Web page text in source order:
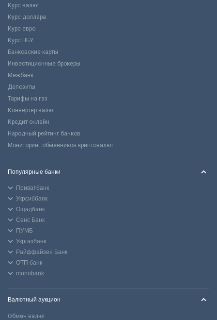
Курс валют
Курс доллара
Курс евро
Курс НБУ
Банковские карты
Инвестиционные брокеры
Межбанк
Депозиты
Тарифы на газ
Конвертер валют
Кредит онлайн
Народный рейтинг банков
Мониторинг обменников криптовалют
Популярные банки
Приватбанк
Укрсиббанк
Ощадбанк
Сенс Банк
ПУМБ
Укргазбанк
Райффайзен Банк
ОТП банк
monobank
Валютный аукцион
Обмен валют